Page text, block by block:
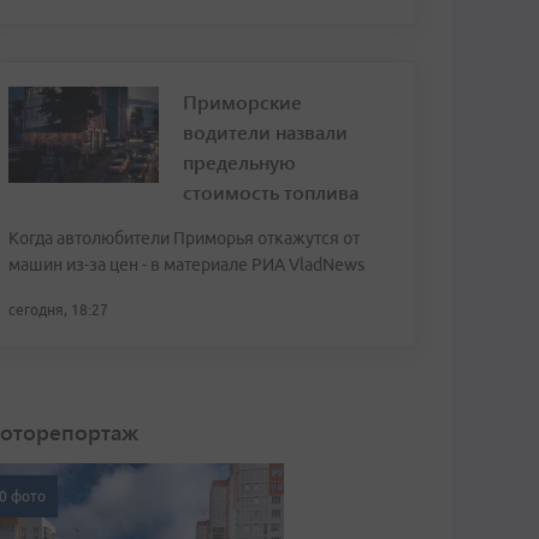
Приморские
водители назвали
предельную
стоимость топлива
Когда автолюбители Приморья откажутся от
машин из-за цен - в материале РИА VladNews
сегодня, 18:27
фото